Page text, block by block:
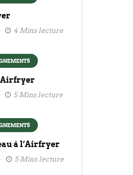
4 Mins lecture
5 Mins lecture
à l’Airfryer
5 Mins lecture